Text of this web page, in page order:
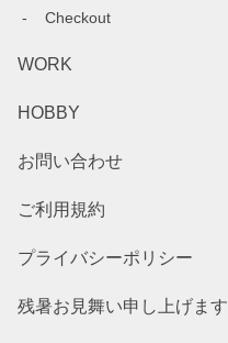
Checkout
WORK
HOBBY
お問い合わせ
ご利用規約
プライバシーポリシー
残暑お見舞い申し上げます